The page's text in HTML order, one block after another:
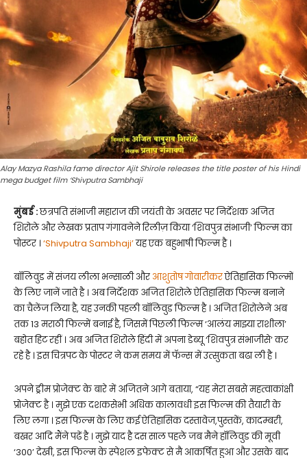
Alay Mazya Rashila fame director Ajit Shirole releases the title poster of his Hindi
mega budget film ‘Shivputra Sambhaji
मुंबई :छत्रपति संभाजी महाराज की जयंती के अवसर पर निर्देशक अजित
शिरोले और लेखक प्रताप गंगावनेने रिलीज़ किया ‘शिवपुत्र संभाजी’ फिल्म का
पोस्टर । ‘Shivputra Sambhaji’यह एक बहुभाषी फिल्म है ।
बॉलिवुड में संजय लीला भन्साळी और आशुतोष गोवारीकरऐतिहासिक फिल्मों
के लिए जानें जाते है । अब निर्देशक अजित शिरोले ऐतिहासिक फिल्म बनाने
का चैलेंज लिया है, यह उनकी पहली बॉलिवुड फिल्म है । अजित शिरोलेने अब
तक 13 मराठी फिल्में बनाई है, जिसमें पिछली फिल्म ‘आलंय माझ्या राशीला’
बहोत हिट रहीं । अब अजित शिरोले हिंदी में अपना डेब्यू ‘शिवपुत्र संभाजीसे’ कर
रहे है । इस चित्रपट के पोस्टर ने कम समय में फॅन्स में उत्सुकता बढा ली है ।
अपने ड्रीम प्रोजेक्ट के बारे में अजितने आगे बताया, “यह मेरा सबसे महत्वाकांक्षी
प्रोजेक्ट है । मुझे एक दशकसेभी अधिक कालावधी इस फिल्म की तैयारी के
लिए लगा । इस फिल्म के लिए कई ऐतिहासिक दस्तावेज,पुस्तकें, कादम्बरी,
बखर आदि मैंने पढें है । मुझे याद है दस साल पहले जब मैने हॉलिवुड की मूवी
‘300’ देखी, इस फिल्म के स्पेशल इफेक्ट से मै आकर्षित हुआ और उसके बाद